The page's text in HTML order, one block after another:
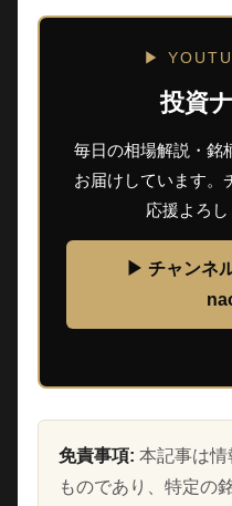
▶
投資
毎日の相場解説・銘
お届けしています。
応援よろ
▶ チャンネ
免責事項: 本記事は情
ものであり、特定の